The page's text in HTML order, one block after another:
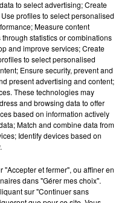
RAPPELLE À
DE...
des vendange 2026
que prévu,
pour rappeler
4h29
4h29
to select advertising; Create
profiles to select personalised
Measure content
statistics or combinations
and improve services; Create
to select personalised
Ensure security, prevent and
present advertising and content;
These technologies may
and browsing data to offer
based on information actively
Match and combine data from
Identify devices based on
et fermer", ou affiner en
dans "Gérer mes choix".
sur "Continuer sans